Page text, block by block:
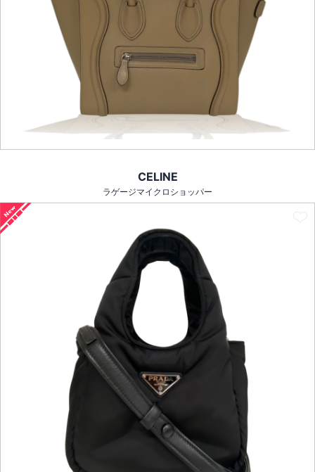
CELINE
ラゲージマイクロショッパー